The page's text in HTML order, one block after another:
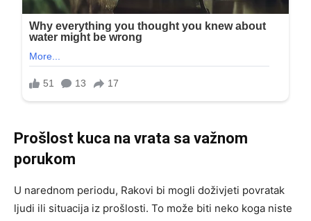
Prošlost kuca na vrata sa važnom
porukom
U narednom periodu, Rakovi bi mogli doživjeti povratak
ljudi ili situacija iz prošlosti. To može biti neko koga niste